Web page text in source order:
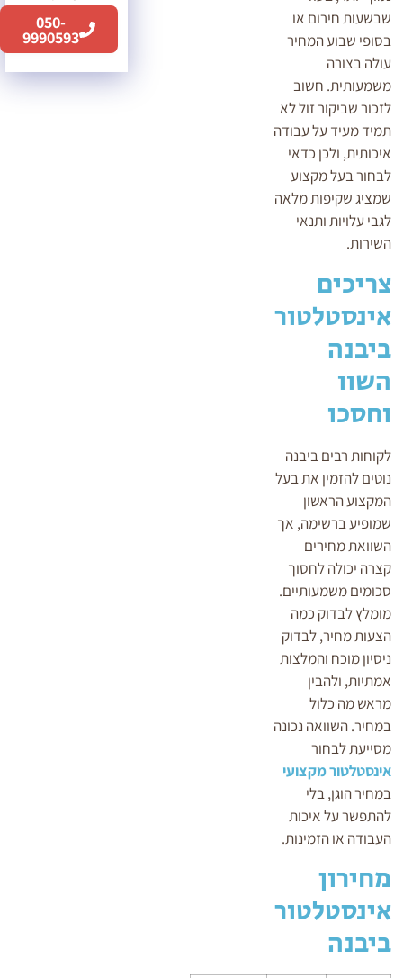
שבשעות חירום או
בסופי שבוע המחיר
עולה בצורה
משמעותית. חשוב
לזכור שביקור זול לא
תמיד מעיד על עבודה
איכותית, ולכן כדאי
לבחור בעל מקצוע
שמציג שקיפות מלאה
לגבי עלויות ותנאי
השירות.
צריכים
אינסטלטור
ביבנה
השוו
וחסכו
לקוחות רבים ביבנה
נוטים להזמין את בעל
המקצוע הראשון
שמופיע ברשימה, אך
השוואת מחירים
קצרה יכולה לחסוך
סכומים משמעותיים.
מומלץ לבדוק כמה
הצעות מחיר, לבדוק
ניסיון מוכח והמלצות
אמתיות, ולהבין
מראש מה כלול
במחיר. השוואה נכונה
מסייעת לבחור
אינסטלטור מקצועי
במחיר הוגן, בלי
להתפשר על איכות
העבודה או הזמינות.
מחירון
אינסטלטור
ביבנה
050-
9990593